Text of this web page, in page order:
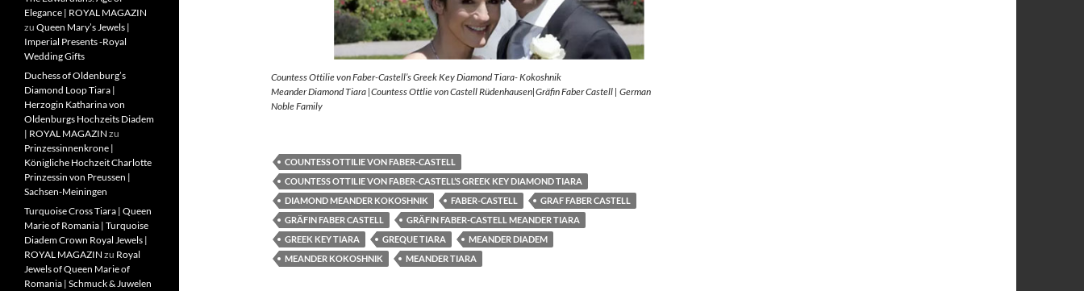
Countess Ottilie von Faber-Castell’s Greek Key Diamond Tiara- Kokoshnik
Meander Diamond Tiara |Countess Ottlie von Castell Rüdenhausen|Gräfin Faber Castell | German
Noble Family
COUNTESS OTTILIE VON FABER-CASTELL
COUNTESS OTTILIE VON FABER-CASTELL’S GREEK KEY DIAMOND TIARA
DIAMOND MEANDER KOKOSHNIK
FABER-CASTELL
GRAF FABER CASTELL
GRÄFIN FABER CASTELL
GRÄFIN FABER-CASTELL MEANDER TIARA
GREEK KEY TIARA
GREQUE TIARA
MEANDER DIADEM
MEANDER KOKOSHNIK
MEANDER TIARA
Elegance | ROYAL MAGAZIN
zu Queen Mary’s Jewels |
Imperial Presents -Royal
Wedding Gifts
Duchess of Oldenburg’s
Diamond Loop Tiara |
Herzogin Katharina von
Oldenburgs Hochzeits Diadem
| ROYAL MAGAZIN zu
Prinzessinnenkrone |
Königliche Hochzeit Charlotte
Prinzessin von Preussen |
Sachsen-Meiningen
Turquoise Cross Tiara | Queen
Marie of Romania | Turquoise
Diadem Crown Royal Jewels |
ROYAL MAGAZIN zu Royal
Jewels of Queen Marie of
Romania | Schmuck & Juwelen